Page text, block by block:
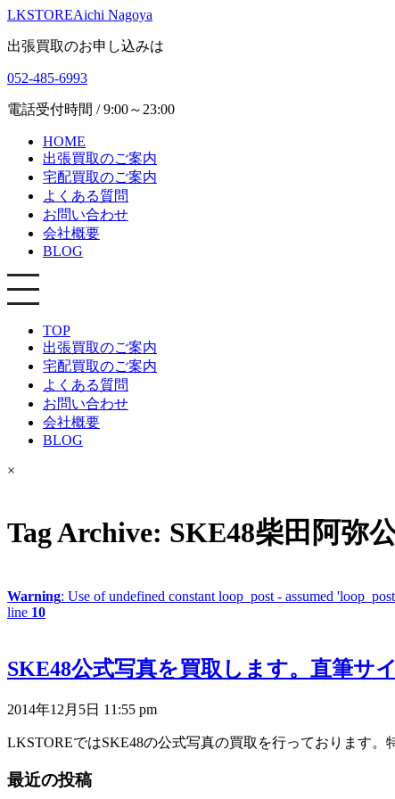
LKSTOREAichi Nagoya
出張買取のお申し込みは
052-485-6993
電話受付時間 / 9:00～23:00
HOME
出張買取のご案内
宅配買取のご案内
よくある質問
お問い合わせ
会社概要
BLOG
TOP
出張買取のご案内
宅配買取のご案内
よくある質問
お問い合わせ
会社概要
BLOG
×
Tag Archive: SKE48柴田阿弥
Warning: Use of undefined constant loop_post - assumed
line 10
SKE48公式写真を買取します。直筆サ
2014年12月5日 11:55 pm
LKSTOREではSKE48の公式写真の買取を行っております。
最近の投稿